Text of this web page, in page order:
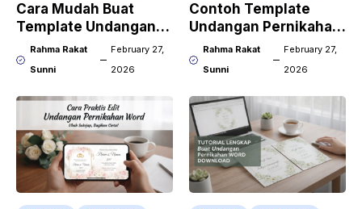
Cara Mudah Buat
Template Undangan
Pernikahan CDR X7
Rahma Rakat
Sunni
February 27,
2026
Contoh Template
Undangan Pernikahan
CorelDraw X7
Rahma Rakat
Sunni
February 27,
2026